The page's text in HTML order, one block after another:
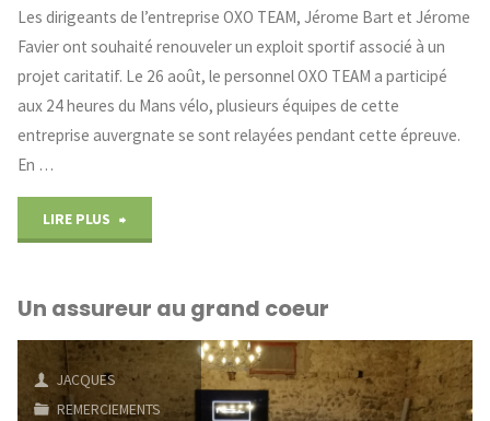
Les dirigeants de l’entreprise OXO TEAM, Jérome Bart et Jérome
Favier ont souhaité renouveler un exploit sportif associé à un
projet caritatif. Le 26 août, le personnel OXO TEAM a participé
aux 24 heures du Mans vélo, plusieurs équipes de cette
entreprise auvergnate se sont relayées pendant cette épreuve.
En …
LIRE PLUS
partenaire
d’ACTE
AUVERGNE"
Un assureur au grand coeur
JACQUES
REMERCIEMENTS